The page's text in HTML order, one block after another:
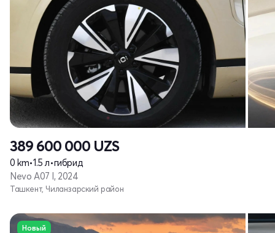
389 600 000 UZS
0 km•1.5 л•гибрид
Nevo A07 I, 2024
Ташкент, Чиланзарский район
Новый